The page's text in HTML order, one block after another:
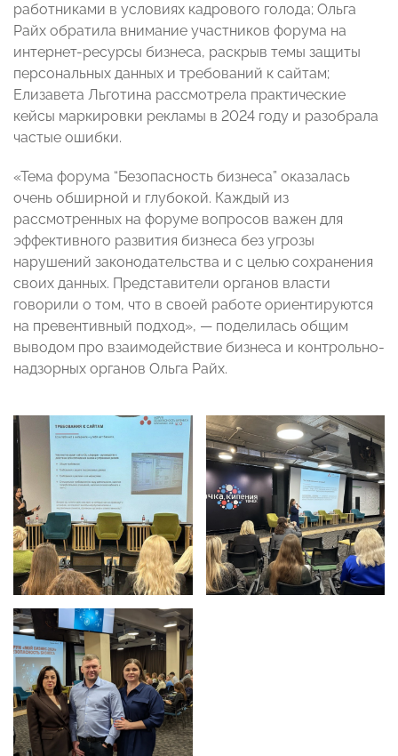
работниками в условиях кадрового голода; Ольга
Райх обратила внимание участников форума на
интернет-ресурсы бизнеса, раскрыв темы защиты
персональных данных и требований к сайтам;
Елизавета Льготина рассмотрела практические
кейсы маркировки рекламы в 2024 году и разобрала
частые ошибки.
«Тема форума “Безопасность бизнеса” оказалась
очень обширной и глубокой. Каждый из
рассмотренных на форуме вопросов важен для
эффективного развития бизнеса без угрозы
нарушений законодательства и с целью сохранения
своих данных. Представители органов власти
говорили о том, что в своей работе ориентируются
на превентивный подход», — поделилась общим
выводом про взаимодействие бизнеса и контрольно-
надзорных органов Ольга Райх.